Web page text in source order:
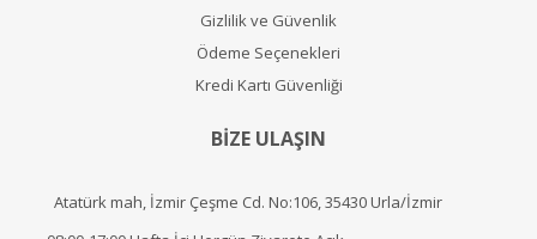
Gizlilik ve Güvenlik
Ödeme Seçenekleri
Kredi Kartı Güvenliği
BİZE ULAŞIN
Atatürk mah, İzmir Çeşme Cd. No:106, 35430 Urla/İzmir